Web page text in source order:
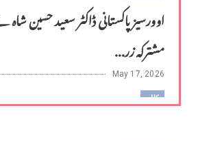
اوورسیز پاکستانی ڈاکٹر سعید حسین شاہ
مشترکہ زر...
May 17, 2026
کالم